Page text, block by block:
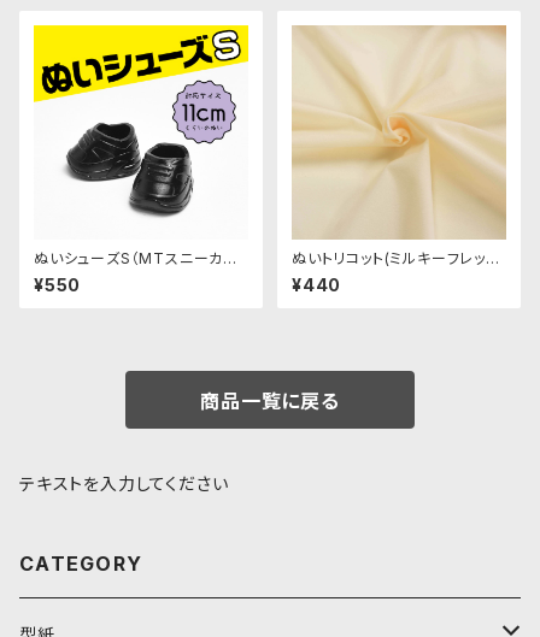
ぬいシューズS（MTスニーカー・
ブラック）｜身長11cm前後のぬ
いぐるみ用ソフビ靴
¥550
ぬいトリコット(ミルキーフレッシ
ュ)NL103 ぬいぐるみ用薄手パ
イル生地 20cm
¥440
商品一覧に戻る
テキストを入力してください
CATEGORY